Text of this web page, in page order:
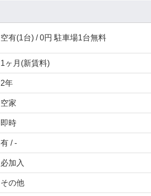
空有(1台) / 0円 駐車場1台無料
1ヶ月(新賃料)
2年
空家
即時
有 / -
必加入
その他